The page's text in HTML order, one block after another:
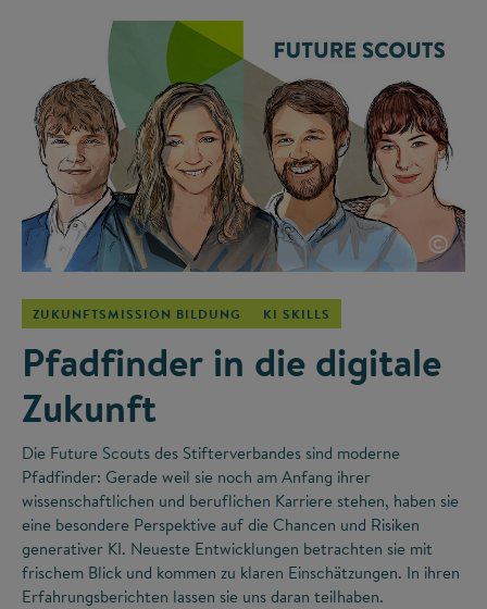
©
ZUKUNFTSMISSION BILDUNG KI SKILLS
Pfadfinder in die digitale
Zukunft
Die Future Scouts des Stifterverbandes sind moderne
Pfadfinder: Gerade weil sie noch am Anfang ihrer
wissenschaftlichen und beruflichen Karriere stehen, haben sie
eine besondere Perspektive auf die Chancen und Risiken
generativer KI. Neueste Entwicklungen betrachten sie mit
frischem Blick und kommen zu klaren Einschätzungen. In ihren
Erfahrungsberichten lassen sie uns daran teilhaben.